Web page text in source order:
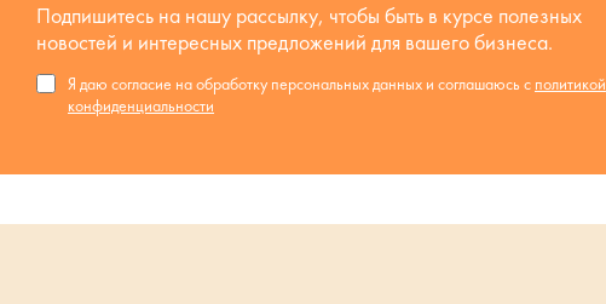
Подпишитесь на нашу рассылку, чтобы быть в курсе полезных
новостей и интересных предложений для вашего бизнеса.
Я даю согласие на обработку персональных данных и соглашаюсь с политикой
конфиденциальности